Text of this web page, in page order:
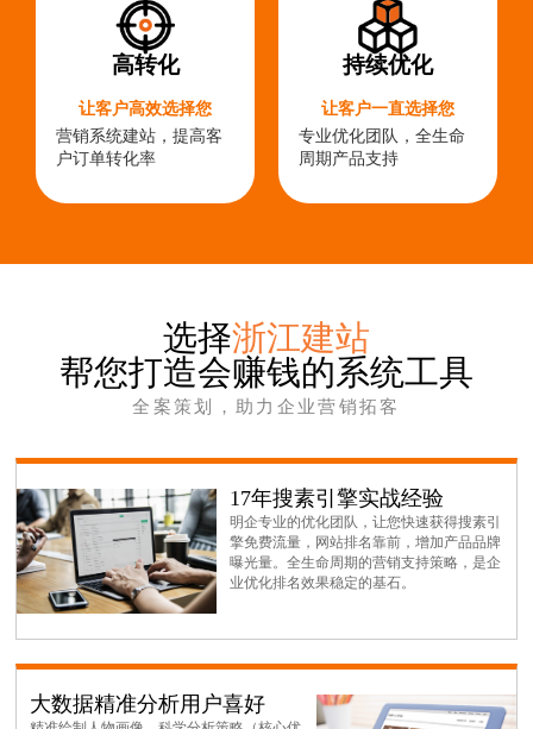
高转化
让客户高效选择您
营销系统建站，提高客
户订单转化率
持续优化
让客户一直选择您
专业优化团队，全生命
周期产品支持
选择浙江建站
帮您打造会赚钱的系统工具
全案策划，助力企业营销拓客
17年搜素引擎实战经验
明企专业的优化团队，让您快速获得搜素引
擎免费流量，网站排名靠前，增加产品品牌
曝光量。全生命周期的营销支持策略，是企
业优化排名效果稳定的基石。
大数据精准分析用户喜好